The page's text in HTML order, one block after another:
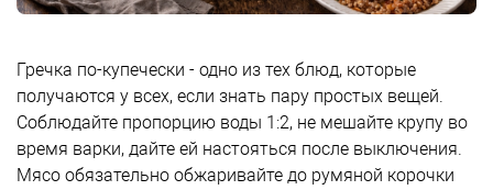
Гречка по-купечески - одно из тех блюд, которые
получаются у всех, если знать пару простых вещей.
Соблюдайте пропорцию воды 1:2, не мешайте крупу во
время варки, дайте ей настояться после выключения.
Мясо обязательно обжаривайте до румяной корочки